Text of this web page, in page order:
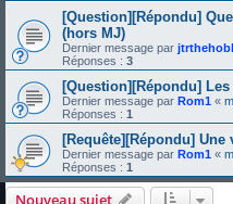
[Question][Répondu]
(hors MJ)
Dernier message par
Réponses : 3
[Question][Répondu]
Dernier message par Rom1 «
Réponses : 1
[Requête][Répondu]
Dernier message par Rom1 «
Réponses : 1
Nouveau sujet